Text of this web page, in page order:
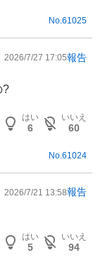
No.61025
2026/7/27 17:05報告
?
はい
6
いいえ
60
No. 61024
2026/7/21 13:58報告
はい
5
いいえ
94